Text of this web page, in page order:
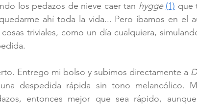
los pedazos de nieve caer tan hygge (1) que
ahí toda la vida... Pero íbamos en el
triviales, como un día cualquiera,
Entrego mi bolso y subimos directamente a
despedida rápida sin tono melancólico.
entonces mejor que sea rápido,